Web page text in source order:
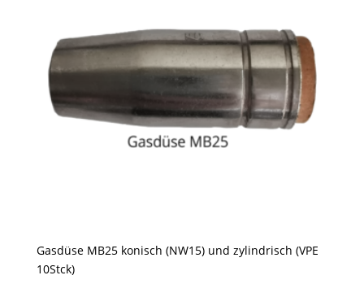
Gasdüse MB25 konisch (NW15) und zylindrisch (VPE
10Stck)